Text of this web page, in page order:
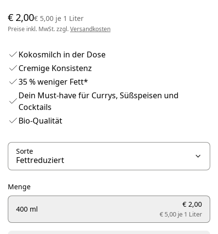
€ 2,00€ 5,00 je 1 Liter
Preise inkl. MwSt. zzgl.Versandkosten
Kokosmilch in der Dose
Cremige Konsistenz
35 % weniger Fett*
Dein Must-have für Currys, Süßspeisen und
Cocktails
Bio-Qualität
Sorte
Menge
400 ml
€ 2,00
€ 5,00 je 1 Liter